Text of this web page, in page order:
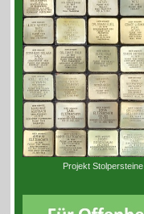
Projekt Stolpersteine